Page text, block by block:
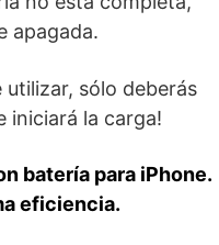
apagada.
sólo deberás
iniciará la carga!
batería para iPhone.
eficiencia.